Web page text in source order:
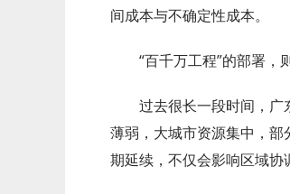
间成本与不确定性成本。
“百千万工程”的部署，
过去很长一段时间，
薄弱，大城市资源集中，
期延续，不仅会影响区域协